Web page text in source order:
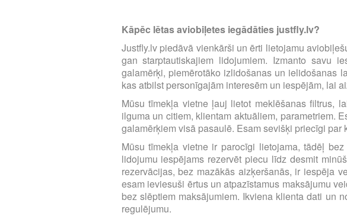
Kāpēc lētas aviobiļetes iegādāties justfly.lv?
Justfly.lv piedāvā vienkārši un ērti lietojamu
gan starptautiskajiem lidojumiem. Izmanto savu
galamērķi, piemērotāko izlidošanas un ielidošanas
kas atbilst personīgajām interesēm un iespējām, lai
Mūsu tīmekļa vietne ļauj lietot meklēšanas filtrus,
ilguma un citiem, klientam aktuāliem, parametriem.
galamērķiem visā pasaulē. Esam sevišķi priecīgi
Mūsu tīmekļa vietne ir parocīgi lietojama, tādēļ
lidojumu iespējams rezervēt piecu līdz desmit
rezervācijas, bez mazākās aizķeršanās, ir iespēja
esam ieviesuši ērtus un atpazīstamus maksājumu
bez slēptiem maksājumiem. Ikviena klienta dati un
regulējumu.